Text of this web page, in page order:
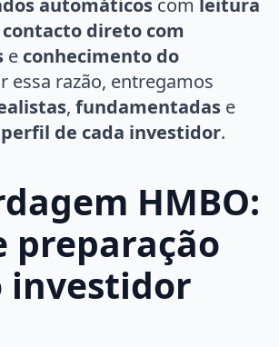
contacto direto com
e conhecimento do
essa razão, entregamos
, fundamentadas e
perfil de cada investidor.
HMBO:
preparação
investidor